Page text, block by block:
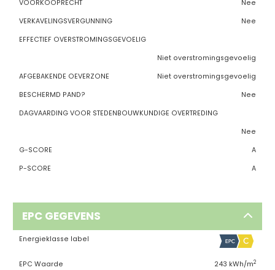
VOORKOOPRECHT
Nee
VERKAVELINGSVERGUNNING
Nee
EFFECTIEF OVERSTROMINGSGEVOELIG
Niet overstromingsgevoelig
AFGEBAKENDE OEVERZONE
Niet overstromingsgevoelig
BESCHERMD PAND?
Nee
DAGVAARDING VOOR STEDENBOUWKUNDIGE OVERTREDING
Nee
G-SCORE
A
P-SCORE
A
EPC GEGEVENS
Energieklasse label
EPC Waarde 243 kWh/m2